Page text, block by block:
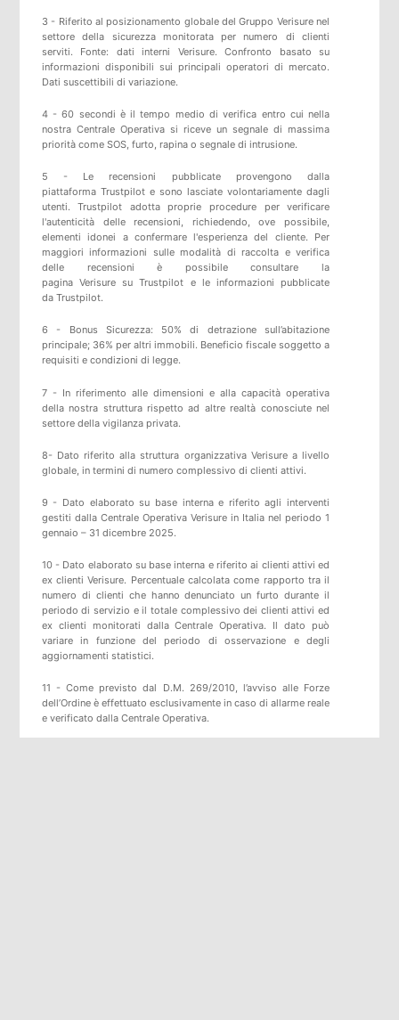
3 - Riferito al posizionamento globale del Gruppo Verisure nel
settore della sicurezza monitorata per numero di clienti
serviti. Fonte: dati interni Verisure. Confronto basato su
informazioni disponibili sui principali operatori di mercato.
Dati suscettibili di variazione.
4 - 60 secondi è il tempo medio di verifica entro cui nella
nostra Centrale Operativa si riceve un segnale di massima
priorità come SOS, furto, rapina o segnale di intrusione.
5 - Le recensioni pubblicate provengono dalla
piattaforma Trustpilote sono lasciate volontariamente dagli
utenti.Trustpilot adotta proprie procedure per verificare
l'autenticità delle recensioni, richiedendo, ove possibile,
elementi idonei a confermare l'esperienza del cliente. Per
maggiori informazioni sulle modalità di raccolta e verifica
delle recensioni è possibile consultarela
paginaVerisure suTrustpilot e le informazioni pubblicate
da Trustpilot.
6 - Bonus Sicurezza: 50% di detrazione sull’abitazione
principale; 36% per altri immobili. Beneficio fiscale soggetto a
requisiti e condizioni di legge.
7 - In riferimento alle dimensioni e alla capacità operativa
della nostra struttura rispetto ad altre realtà conosciute nel
settore della vigilanza privata.
8- Dato riferito alla struttura organizzativa Verisure a livello
globale, in termini di numero complessivo di clienti attivi.
9 - Dato elaborato su base interna e riferito agli interventi
gestiti dalla Centrale Operativa Verisure in Italia nel periodo 1
gennaio – 31 dicembre 2025.
10 - Dato elaborato su base interna e riferito ai clienti attivi ed
ex clienti Verisure. Percentuale calcolata come rapporto tra il
numero di clienti che hanno denunciato un furto durante il
periodo di servizio e il totale complessivo dei clienti attivi ed
ex clienti monitorati dalla Centrale Operativa. Il dato può
variare in funzione del periodo di osservazione e degli
aggiornamenti statistici.
11 - Come previsto dal D.M. 269/2010, l’avviso alle Forze
dell’Ordine è effettuato esclusivamente in caso di allarme reale
e verificato dalla Centrale Operativa.